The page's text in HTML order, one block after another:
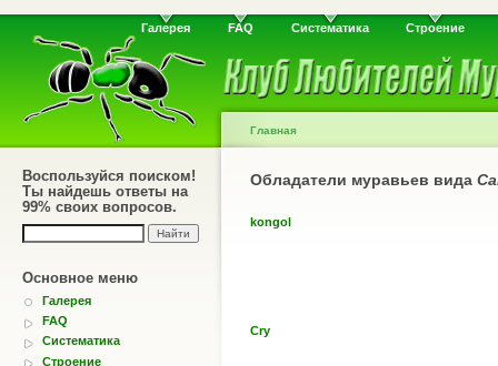
Галерея FAQ Систематика Строение
Воспользуйся поиском!
Ты найдешь ответы на
99% своих вопросов.
Основное меню
Галерея
FAQ
Систематика
Строение
Главная
Обладатели муравьев вида
kongol
Cry